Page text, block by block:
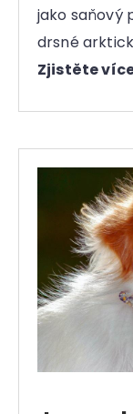
jako saňový
drsné
Zjistěte